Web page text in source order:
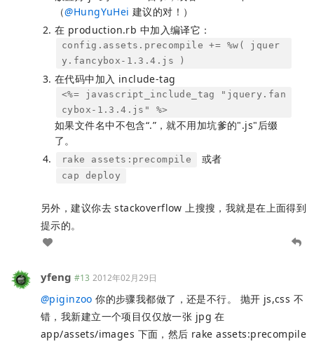
（@HungYuHei 建议的对！）
在 production.rb 中加入编译它：
config.assets.precompile += %w( jquer
y.fancybox-1.3.4.js )
在代码中加入 include-tag
<%= javascript_include_tag "jquery.fan
cybox-1.3.4.js" %>
如果文件名中不包含“.”，就不用加坑爹的".js"后缀
了。
rake assets:precompile 或者
cap deploy
另外，建议你去 stackoverflow 上搜搜，我就是在上面得到
提示的。
yfeng #13 2012年02月29日
@piginzoo 你的步骤我都做了，还是不行。 抛开 js,css 不
错，我新建立一个项目仅仅放一张 jpg 在
app/assets/images 下面，然后 rake assets:precompile